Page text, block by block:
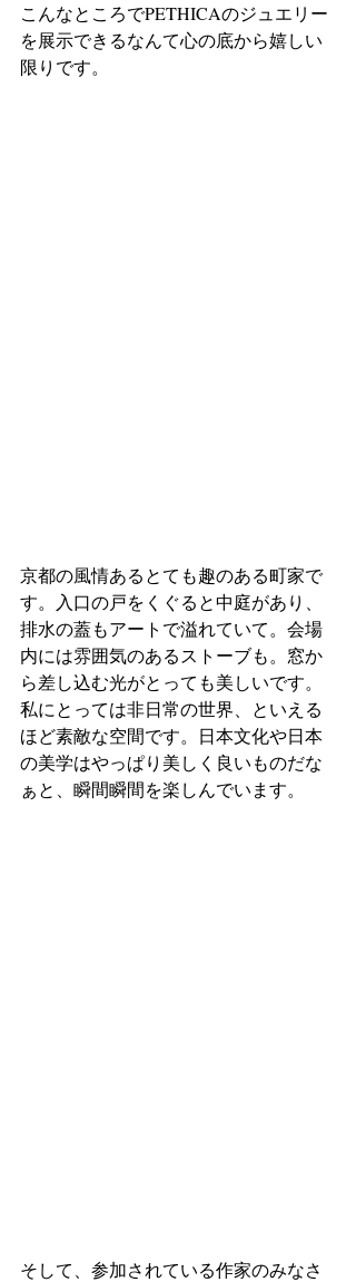
こんなところでPETHICAのジュエリー
を展示できるなんて心の底から嬉しい
限りです。
京都の風情あるとても趣のある町家で
す。入口の戸をくぐると中庭があり、
排水の蓋もアートで溢れていて。会場
内には雰囲気のあるストーブも。窓か
ら差し込む光がとっても美しいです。
私にとっては非日常の世界、といえる
ほど素敵な空間です。日本文化や日本
の美学はやっぱり美しく良いものだな
ぁと、瞬間瞬間を楽しんでいます。
そして、参加されている作家のみなさ